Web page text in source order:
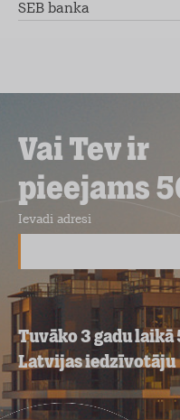
SEB banka
Vai Tev ir
pieejams
Ievadi adresi
Tuvāko 3 gadu laikā
Latvijas iedzīvotāju